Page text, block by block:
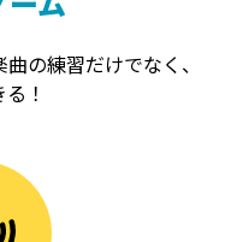
の練習だけでなく、
！